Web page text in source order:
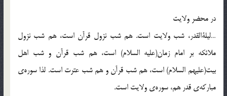
در محضر ولایت
…ليلةالقدر، شب ولايت است. هم شب نزول قرآن است، هم شب نزول
ملائكه بر امام زمان(علیه السلام) است، هم شب قرآن و شب اهل
بيت(علیهم السلام) است، هم شب قرآن و هم شب عترت است. لذا سوره‌ى
مباركه‌ى قدر هم، سوره‌ى ولايت است.